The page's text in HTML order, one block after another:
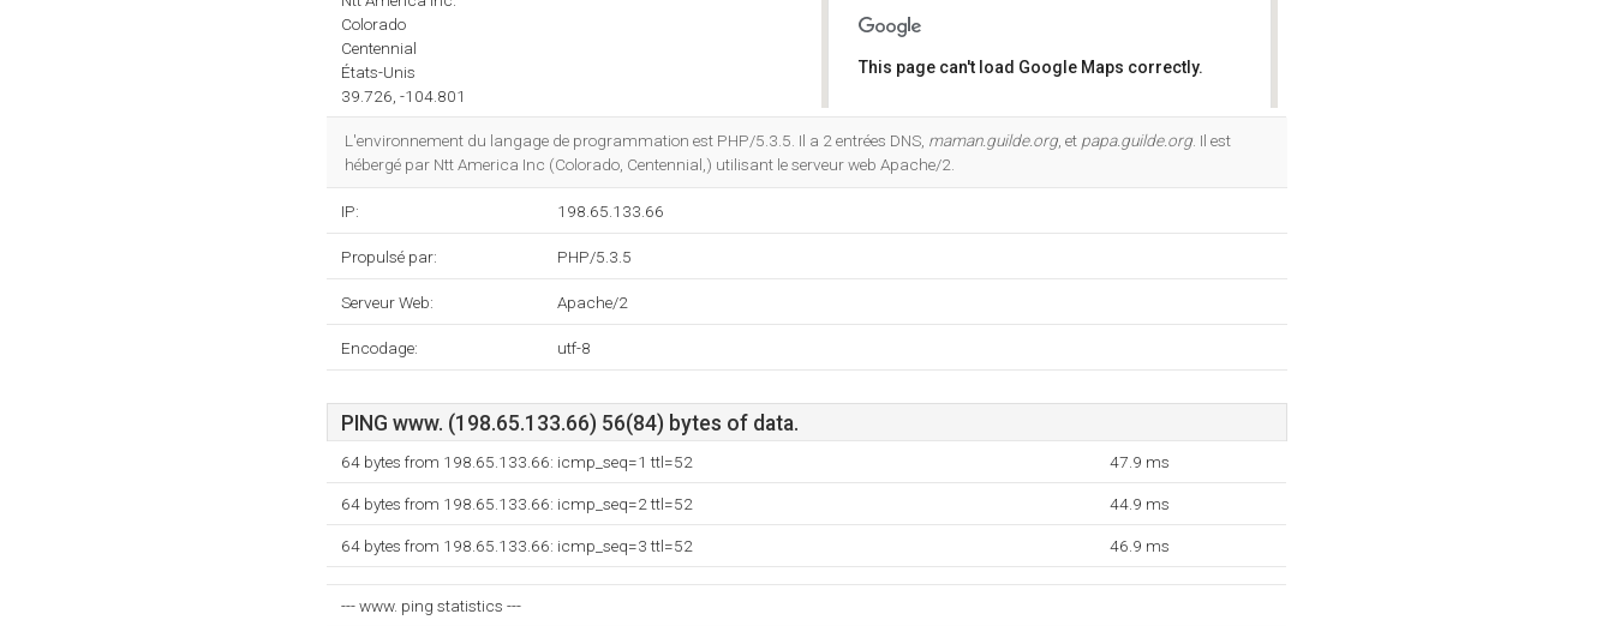
Colorado
Centennial
États-Unis
39.726, -104.801
This page can't load Google Maps correctly.
L'environnement du langage de programmation est PHP/5.3.5. Il a 2 entrées DNS, maman.guilde.org , et papa.guilde.org . Il est
hébergé par Ntt America Inc (Colorado, Centennial,) utilisant le serveur web Apache/2.
IP: 198.65.133.66
Propulsé par: PHP/5.3.5
Serveur Web: Apache/2
Encodage: utf-8
PING www. (198.65.133.66) 56(84) bytes of data.
64 bytes from 198.65.133.66: icmp_seq=1 ttl=52 47.9 ms
64 bytes from 198.65.133.66: icmp_seq=2 ttl=52 44.9 ms
64 bytes from 198.65.133.66: icmp_seq=3 ttl=52 46.9 ms
--- www. ping statistics ---